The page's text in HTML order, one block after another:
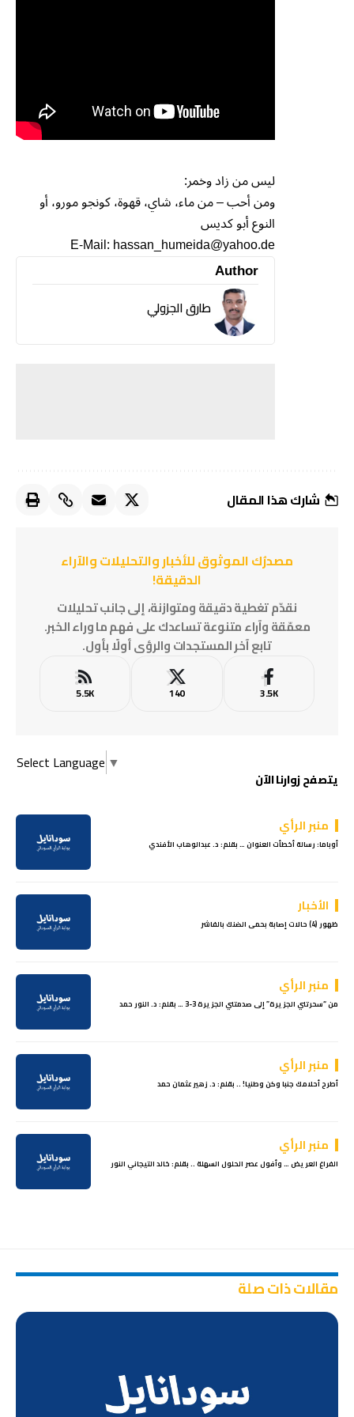
ليس من زاد وخمر:
ومن أحب – من ماء، شاي، قهوة، كونجو مورو، أو
النوع أبو كديس
E-Mail: hassan_humeida@yahoo.de
Author
طارق الجزولي
شارك هذا المقال
مصدرُك الموثوق للأخبار والتحليلات والآراء
الدقيقة!
نقدّم تغطية دقيقة ومتوازنة، إلى جانب تحليلات
معمّقة وآراء متنوعة تساعدك على فهم ما وراء الخبر.
تابع آخر المستجدات والرؤى أولًا بأول.
3.5K
140
5.5K
Select Language ▼
يتصفح زوارنا الآن
منبر الرأي
أوباما: رسالة أخطأت العنوان … بقلم: د. عبدالوهاب الأفندي
الأخبار
ظهور (4) حالات إصابة بحمى الضنك بالفاشر
منبر الرأي
من “سحرتني الجزيرة” إلى صدمتني الجزيرة 3-3 … بقلم: د. النور حمد
منبر الرأي
أطرح أحلامك جنبا وكن وطنيا! .. بقلم: د. زهير عثمان حمد
منبر الرأي
الفراغ العريض … وأفول عصر الحلول السهلة .. بقلم: خالد التيجاني النور
مقالات ذات صلة